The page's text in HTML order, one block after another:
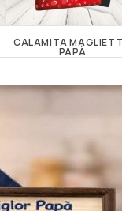
CALAMITA
PAPÀ